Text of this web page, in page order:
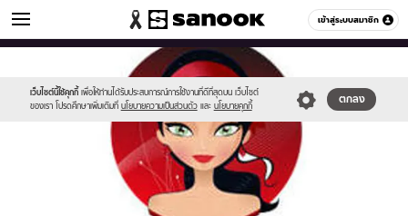
เข้าสู่ระบบสมาชิก
ดูดวง หมวดอื่นๆ
เว็บไซต์นี้ใช้คุกกี้ เพื่อให้ท่านได้รับประสบการณ์การใช้งานที่ดีที่สุดบน เว็บไซต์
ของเรา โปรดศึกษาเพิ่มเติมที่ นโยบายความเป็นส่วนตัว และ นโยบายคุกกี้
ตกลง
//s.isanook.com/sr/0/images/logo-
sanook.png
//s.isanook.com/ho/0/ud/10/50453/170-